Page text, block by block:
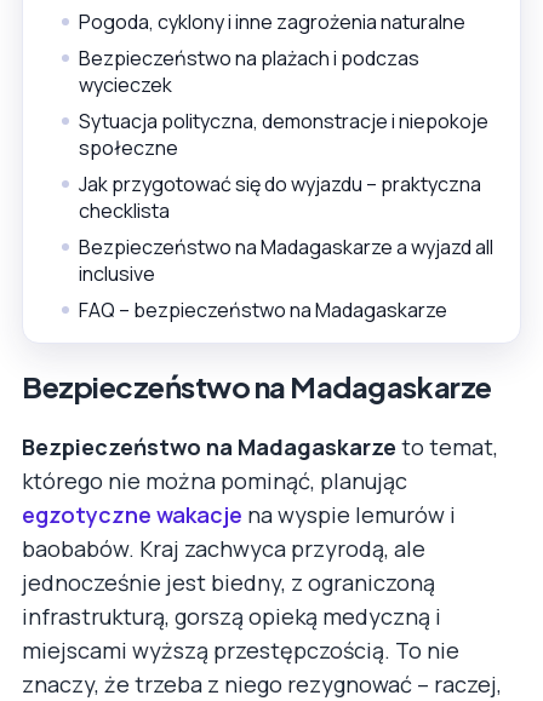
Pogoda, cyklony i inne zagrożenia naturalne
Bezpieczeństwo na plażach i podczas
wycieczek
Sytuacja polityczna, demonstracje i niepokoje
społeczne
Jak przygotować się do wyjazdu – praktyczna
checklista
Bezpieczeństwo na Madagaskarze a wyjazd all
inclusive
FAQ – bezpieczeństwo na Madagaskarze
Bezpieczeństwo na Madagaskarze
Bezpieczeństwo na Madagaskarze to temat,
którego nie można pominąć, planując
egzotyczne wakacje na wyspie lemurów i
baobabów. Kraj zachwyca przyrodą, ale
jednocześnie jest biedny, z ograniczoną
infrastrukturą, gorszą opieką medyczną i
miejscami wyższą przestępczością. To nie
znaczy, że trzeba z niego rezygnować – raczej,